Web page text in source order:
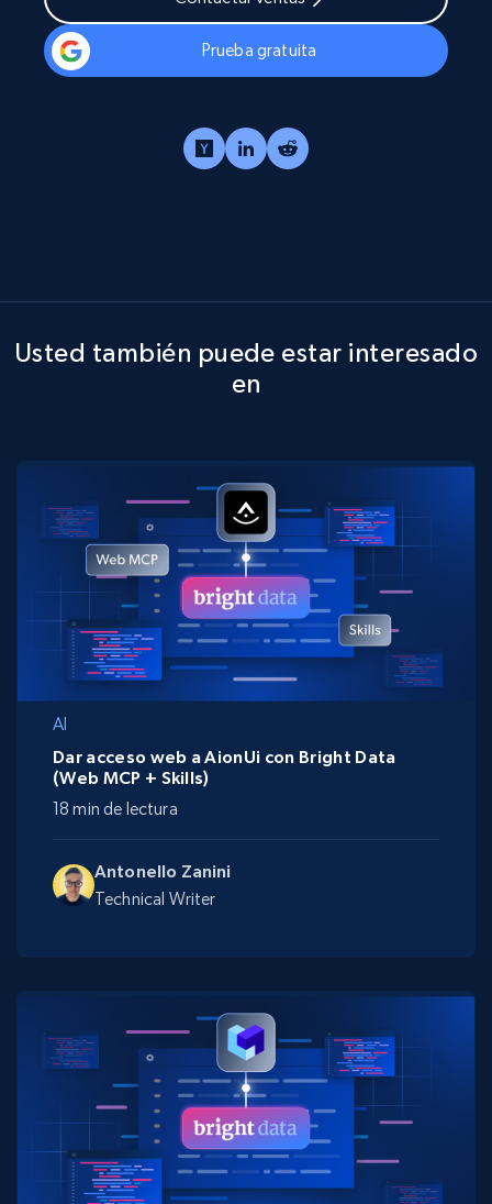
Prueba gratuita
Usted también puede estar interesado
en
AI
Antonello Zanini
Technical Writer
Dar acceso web a AionUi con Bright Data
(Web MCP + Skills)
18 min de lectura